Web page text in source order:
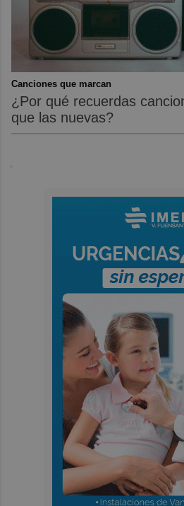
Canciones que marcan
¿Por qué recuerdas
que las nuevas?